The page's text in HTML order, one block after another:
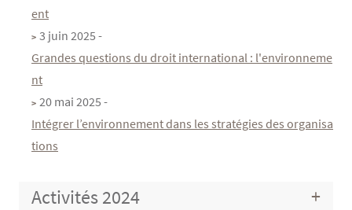
ent
3 juin 2025 -
Grandes questions du droit international : l'environneme
nt
20 mai 2025 -
Intégrer l’environnement dans les stratégies des organisa
tions
Activités 2024